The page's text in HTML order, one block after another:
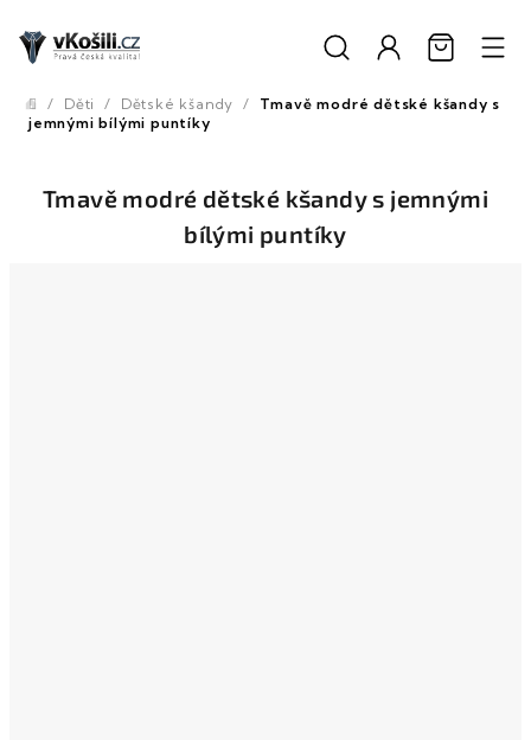
obsah
Domů
/ Děti / Dětské kšandy /
Tmavě modré dětské kšandy s
jemnými bílými puntíky
Tmavě modré dětské kšandy s jemnými
bílými puntíky